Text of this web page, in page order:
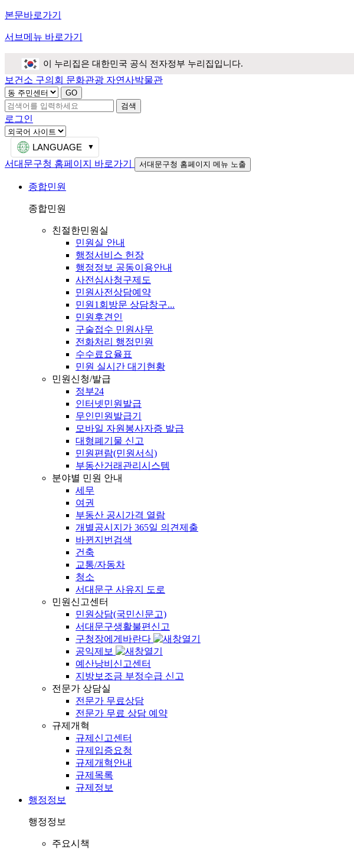
본문바로가기
서브메뉴 바로가기
이 누리집은 대한민국 공식 전자정부 누리집입니다.
보건소 구의회 문화관광 자연사박물관
검색
로그인
LANGUAGE
서대문구청 홈페이지 바로가기
서대문구청 홈페이지 메뉴 노출
종합민원
종합민원
친절한민원실
민원실 안내
행정서비스 헌장
행정정보 공동이용안내
사전심사청구제도
민원사전상담예약
민원1회방문 상담창구...
민원후견인
구술접수 민원사무
전화처리 행정민원
수수료요율표
민원 실시간 대기현황
민원신청/발급
정부24
인터넷민원발급
무인민원발급기
모바일 자원봉사자증 발급
대형폐기물 신고
민원편람(민원서식)
부동산거래관리시스템
분야별 민원 안내
세무
여권
부동산 공시가격 열람
개별공시지가 365일 의견제출
바뀐지번검색
건축
교통/자동차
청소
서대문구 사유지 도로
민원신고센터
민원상담(국민신문고)
서대문구생활불편신고
구청장에게바란다
공익제보
예산낭비신고센터
지방보조금 부정수급 신고
전문가 상담실
전문가 무료상담
전문가 무료 상담 예약
규제개혁
규제신고센터
규제입증요청
규제개혁안내
규제목록
규제정보
행정정보
행정정보
주요시책